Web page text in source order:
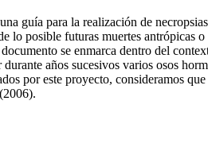
guía para la realización de
posible futuras muertes antrópicas
se enmarca dentro del
años sucesivos varios osos
por este proyecto, consideramos